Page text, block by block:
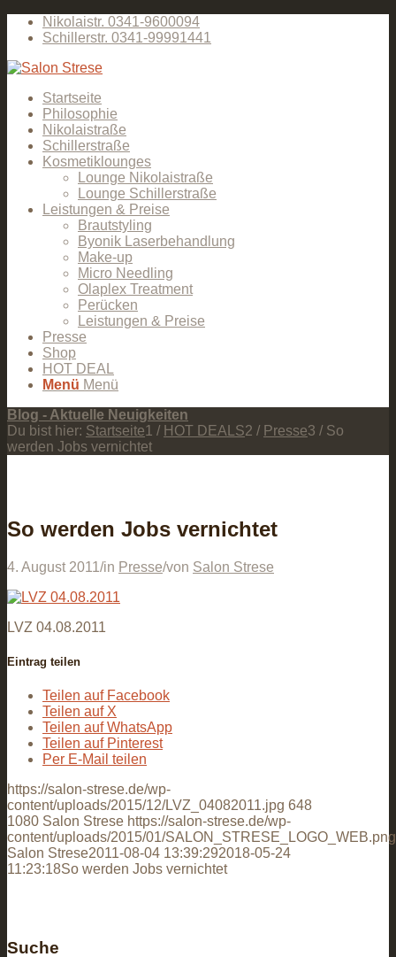
Nikolaistr. 0341-9600094
Schillerstr. 0341-99991441
Startseite
Philosophie
Nikolaistraße
Schillerstraße
Kosmetiklounges
Lounge Nikolaistraße
Lounge Schillerstraße
Leistungen & Preise
Brautstyling
Byonik Laserbehandlung
Make-up
Micro Needling
Olaplex Treatment
Perücken
Leistungen & Preise
Presse
Shop
HOT DEAL
Menü Menü
Blog - Aktuelle Neuigkeiten
Du bist hier: Startseite1 / HOT DEALS2 / Presse3 / So
werden Jobs vernichtet
So werden Jobs vernichtet
4. August 2011/in Presse/von Salon Strese
LVZ 04.08.2011
Eintrag teilen
Teilen auf Facebook
Teilen auf X
Teilen auf WhatsApp
Teilen auf Pinterest
Per E-Mail teilen
https://salon-strese.de/wp-
content/uploads/2015/12/LVZ_04082011.jpg 648
1080 Salon Strese https://salon-strese.de/wp-
content/uploads/2015/01/SALON_STRESE_LOGO_WEB.png
Salon Strese2011-08-04 13:39:292018-05-24
11:23:18So werden Jobs vernichtet
Suche